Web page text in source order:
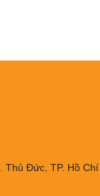
Đức, TP. Hồ